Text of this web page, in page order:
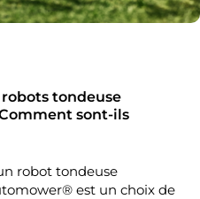
tondeuse
sont-ils
robot tondeuse
est un choix de